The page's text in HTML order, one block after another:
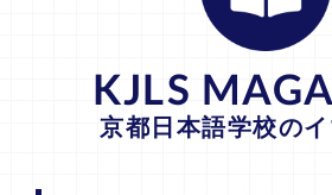
KJLS
京都日本語学校の